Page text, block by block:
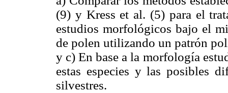
(9) y Kress et al. (5) para el
estudios morfológicos bajo el
de polen utilizando un patrón
y c) En base a la morfología
estas especies y las posibles
silvestres.